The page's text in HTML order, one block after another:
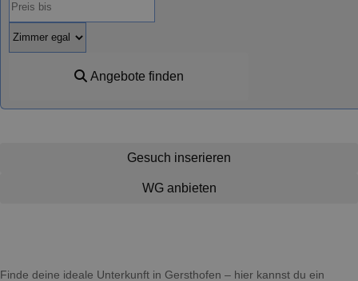
Angebote finden
Gesuch inserieren
WG anbieten
Finde deine ideale Unterkunft in Gersthofen – hier kannst du ein